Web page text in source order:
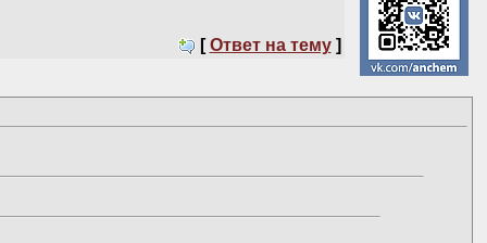
[ Ответ на тему ]